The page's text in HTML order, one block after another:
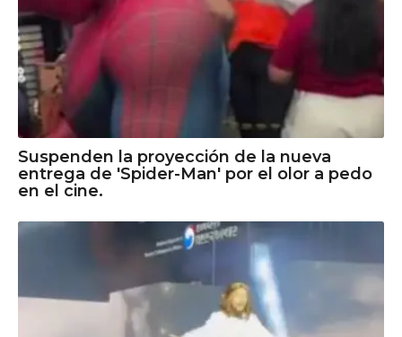
Suspenden la proyección de la nueva
entrega de 'Spider-Man' por el olor a pedo
en el cine.